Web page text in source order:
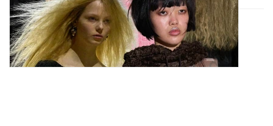
つつある。
〈Rick Owens（リック・オウエンス）〉はなんと、足
元の写真だけをアップするアカウントを開設。一方で
〈Poster Girl（ポスターガール）〉はこのプラットフォ